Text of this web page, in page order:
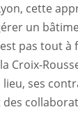
cette
un
pas tout
Croix-
lieu, ses